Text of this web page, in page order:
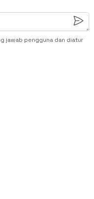
jawab pengguna dan diatur